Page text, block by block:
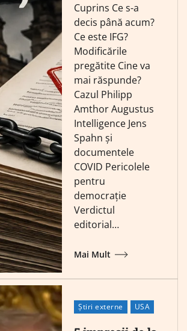
Cuprins Ce s-a
decis până acum?
Ce este IFG?
Modificările
pregătite Cine va
mai răspunde?
Cazul Philipp
Amthor Augustus
Intelligence Jens
Spahn și
documentele
COVID Pericolele
pentru
democrație
Verdictul
editorial…
Mai Mult
Știri externe USA